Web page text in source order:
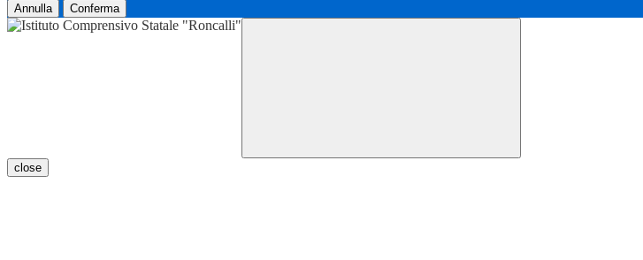
Annulla Conferma
close